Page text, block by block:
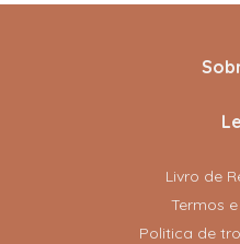
Livro de
Termos
Politica de